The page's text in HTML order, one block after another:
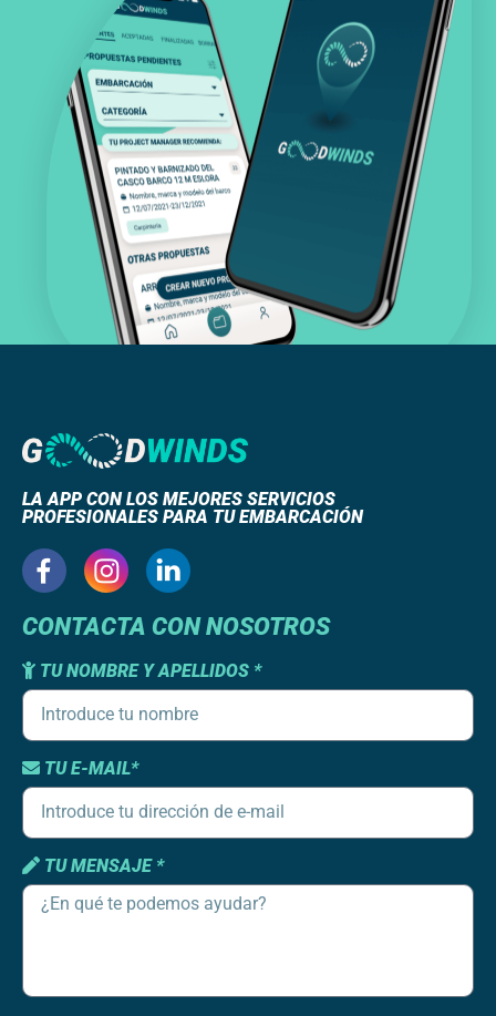
LA APP CON LOS MEJORES SERVICIOS
PROFESIONALES PARA TU EMBARCACIÓN
CONTACTA CON NOSOTROS
TU NOMBRE Y APELLIDOS *
TU E-MAIL*
TU MENSAJE *